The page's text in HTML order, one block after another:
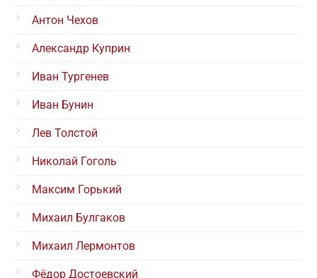
Антон Чехов
Александр Куприн
Иван Тургенев
Иван Бунин
Лев Толстой
Николай Гоголь
Максим Горький
Михаил Булгаков
Михаил Лермонтов
Фёдор Достоевский